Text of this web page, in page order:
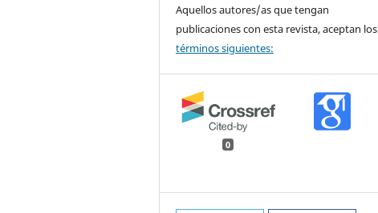
Aquellos autores/as que tengan
publicaciones con esta revista, aceptan los
términos siguientes:
0